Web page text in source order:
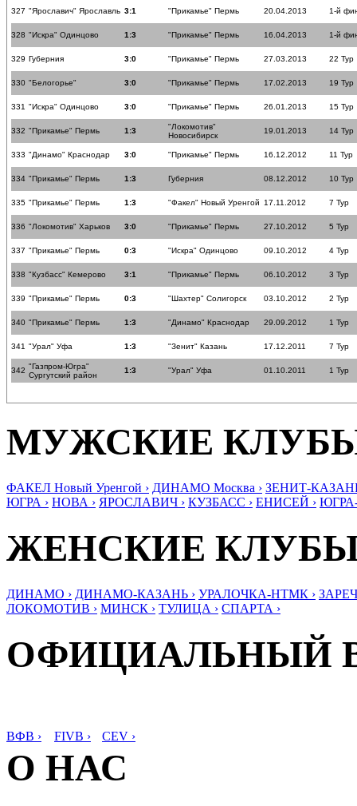
327 "Ярославич" Ярославль 3:1 "Прикамье" Пермь 20.04.2013 1-й
328 "Искра" Одинцово 1:3 "Прикамье" Пермь 16.04.2013 1-й
329 Губерния 3:0 "Прикамье" Пермь 27.03.2013 22 Тур
330 "Белогорье" 3:0 "Прикамье" Пермь 17.02.2013 19 Тур
331 "Искра" Одинцово 3:0 "Прикамье" Пермь 26.01.2013 15 Тур
332 "Прикамье" Пермь 1:3
"Локомотив"
Новосибирск
19.01.2013 14 Тур
333 "Динамо" Краснодар 3:0 "Прикамье" Пермь 16.12.2012 11 Тур
334 "Прикамье" Пермь 1:3 Губерния 08.12.2012 10 Тур
335 "Прикамье" Пермь 1:3 "Факел" Новый Уренгой 17.11.2012 7 Тур
336 "Локомотив" Харьков 3:0 "Прикамье" Пермь 27.10.2012 5 Тур
337 "Прикамье" Пермь 0:3 "Искра" Одинцово 09.10.2012 4 Тур
338 "Кузбасс" Кемерово 3:1 "Прикамье" Пермь 06.10.2012 3 Тур
339 "Прикамье" Пермь 0:3 "Шахтер" Солигорск 03.10.2012 2 Тур
340 "Прикамье" Пермь 1:3 "Динамо" Краснодар 29.09.2012 1 Тур
341 "Урал" Уфа 1:3 "Зенит" Казань 17.12.2011 7 Тур
342 "Газпром-Югра"
Сургутский район
1:3 "Урал" Уфа 01.10.2011 1 Тур
МУЖСКИЕ
ФАКЕЛ Новый Уренгой › ДИНАМО Москва › ЗЕНИТ-
ЮГРА › НОВА › ЯРОСЛАВИЧ › КУЗБАСС › ЕНИСЕЙ ›
ЖЕНСКИЕ
ДИНАМО › ДИНАМО-КАЗАНЬ › УРАЛОЧКА-НТМК ›
ЛОКОМОТИВ › МИНСК › ТУЛИЦА › СПАРТА ›
ОФИЦИАЛЬНЫЙ
ВФВ › FIVB › CEV ›
О НАС